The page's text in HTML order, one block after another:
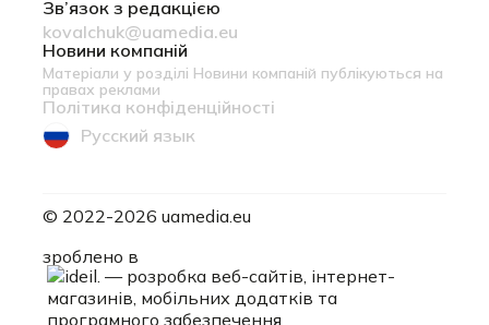
Зв’язок з редакцією
kovalchuk@uamedia.eu
Новини компаній
Матеріали у розділі Новини компаній публікуються на
правах реклами
Політика конфіденційності
Русский язык
© 2022-2026 uamedia.eu
зроблено в